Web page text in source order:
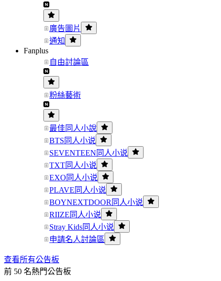
廣告圖片
通知
Fanplus
自由討論區
粉絲藝術
最佳同人小說
BTS同人小说
SEVENTEEN同人小说
TXT同人小说
EXO同人小说
PLAVE同人小说
BOYNEXTDOOR同人小说
RIIZE同人小说
Stray Kids同人小说
申請名人討論區
查看所有公告板
前 50 名熱門公告板